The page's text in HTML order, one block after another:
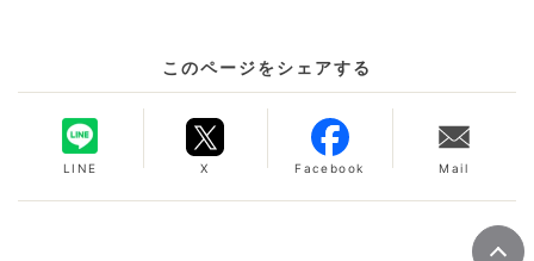
このページをシェアする
LINE X Facebook Mail